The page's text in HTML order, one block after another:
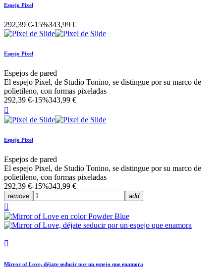
Espejo Pixel
292,39 €-15%343,99 €
Espejo Pixel
Espejos de pared
El espejo Pixel, de Studio Tonino, se distingue por su marco de
polietileno, con formas pixeladas
292,39 €-15%343,99 €

Espejo Pixel
Espejos de pared
El espejo Pixel, de Studio Tonino, se distingue por su marco de
polietileno, con formas pixeladas
292,39 €-15%343,99 €
remove add


Mirror of Love, déjate seducir por un espejo que enamora